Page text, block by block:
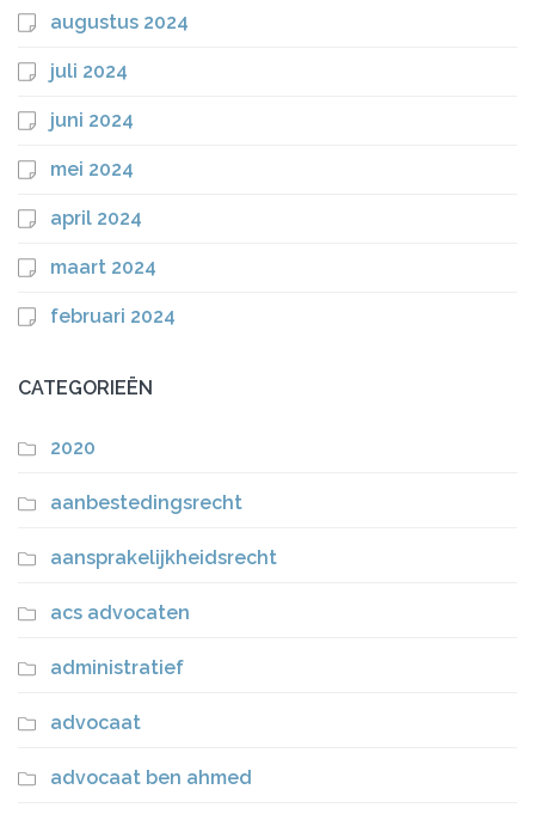
augustus 2024
juli 2024
juni 2024
mei 2024
april 2024
maart 2024
februari 2024
CATEGORIEËN
2020
aanbestedingsrecht
aansprakelijkheidsrecht
acs advocaten
administratief
advocaat
advocaat ben ahmed